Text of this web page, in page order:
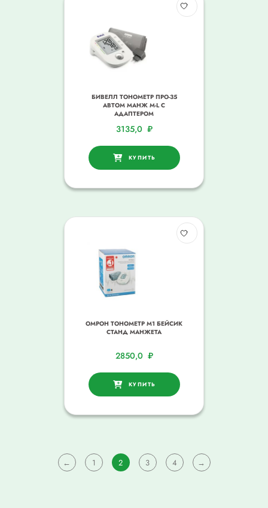
БИВЕЛЛ ТОНОМЕТР ПРО-35
АВТОМ МАНЖ M-L С
АДАПТЕРОМ
3135,0 ₽
КУПИТЬ
ОМРОН ТОНОМЕТР М1 БЕЙСИК
СТАНД МАНЖЕТА
2850,0 ₽
КУПИТЬ
← 1 2 3 4 →